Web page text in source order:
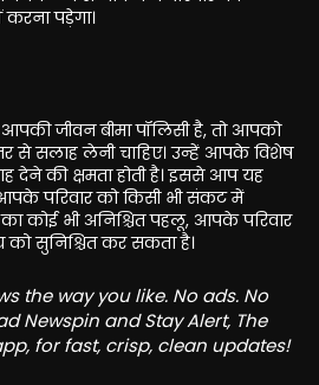
पड़ेगा।
जीवन बीमा पॉलिसी है, तो आपको
से सलाह लेनी चाहिए। उन्हें आपके विशेष
देने की क्षमता होती है। इससे आप यह
परिवार को किसी भी संकट में
कोई भी अनिश्चित पहलू, आपके परिवार
सुनिश्चित कर सकता है।
the way you like. No ads. No
Newspin and Stay Alert, The
for fast, crisp, clean updates!